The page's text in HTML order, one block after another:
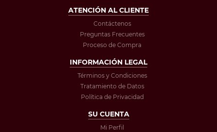
ATENCIÓN AL CLIENTE
Contáctenos
Preguntas Frecuentes
Proceso de Compra
INFORMACIÓN LEGAL
Términos y Condiciones
Tratamiento de Datos
Política de Privacidad
SU CUENTA
Mi Perfil